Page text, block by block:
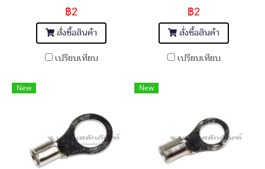
฿2
สั่งซื้อสินค้า
เปรียบเทียบ
฿2
สั่งซื้อสินค้า
เปรียบเทียบ
New New